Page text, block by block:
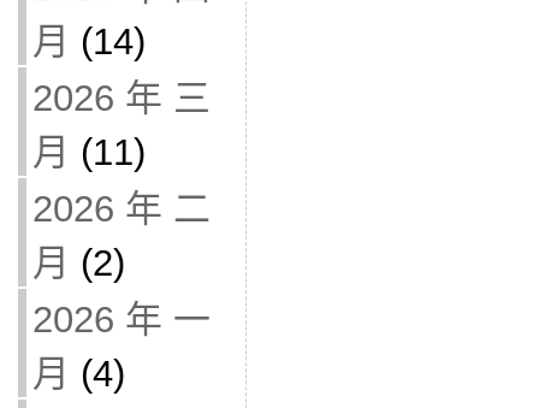
月 (14)
2026 年 三
月 (11)
2026 年 二
月 (2)
2026 年 一
月 (4)